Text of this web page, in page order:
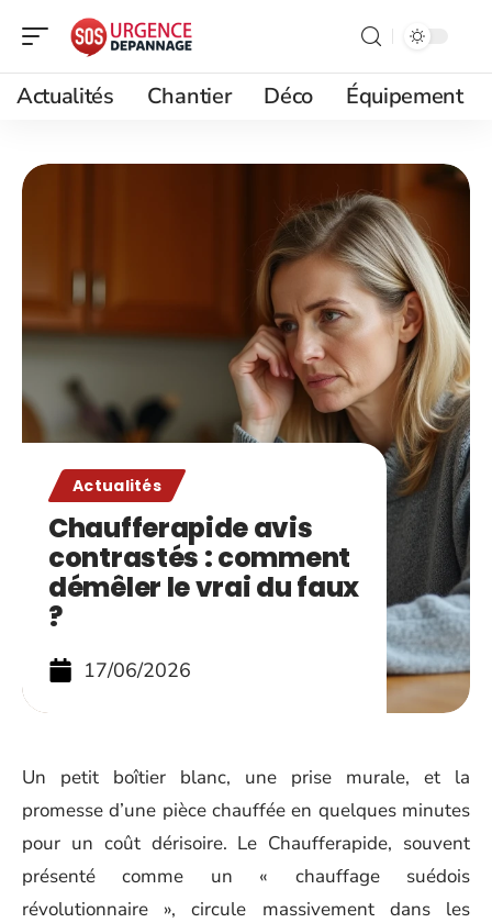
Actualités Chantier Déco Équipement
Actualités
Chaufferapide avis
contrastés : comment
démêler le vrai du faux
?
17/06/2026
Un petit boîtier blanc, une prise murale, et la
promesse d’une pièce chauffée en quelques minutes
pour un coût dérisoire. Le Chaufferapide, souvent
présenté comme un « chauffage suédois
révolutionnaire », circule massivement dans les